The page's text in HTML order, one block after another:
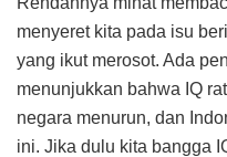
menyeret kita pada isu
yang ikut merosot. Ada
menunjukkan bahwa IQ
negara menurun, dan
ini. Jika dulu kita bangga